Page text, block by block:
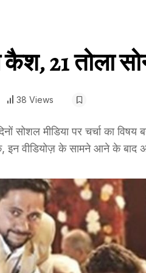
21 तोला
38 Views
सोशल मीडिया पर चर्चा का
इन वीडियोज़ के सामने आने के